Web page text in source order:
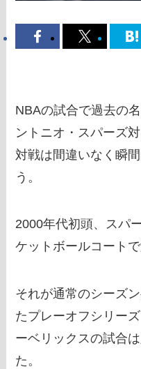
NBAの試合で過去の
ントニオ・スパーズ
対戦は間違いなく瞬
う。
2000年代初頭、スパ
ケットボールコートで
それが通常のシーズ
たプレーオフシリー
ーベリックスの試合
た。